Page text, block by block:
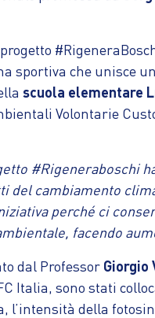
sportiva che unisce
scuola elementare
Volontarie
#Rigeneraboschi
cambiamento
perché ci
facendo
dal Professor Giorgio
Italia, sono stati
della